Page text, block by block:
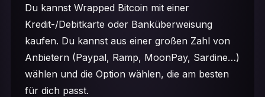
Du kannst Wrapped Bitcoin mit einer
Kredit-/Debitkarte oder Banküberweisung
kaufen. Du kannst aus einer großen Zahl von
Anbietern (Paypal, Ramp, MoonPay, Sardine…)
wählen und die Option wählen, die am besten
für dich passt.